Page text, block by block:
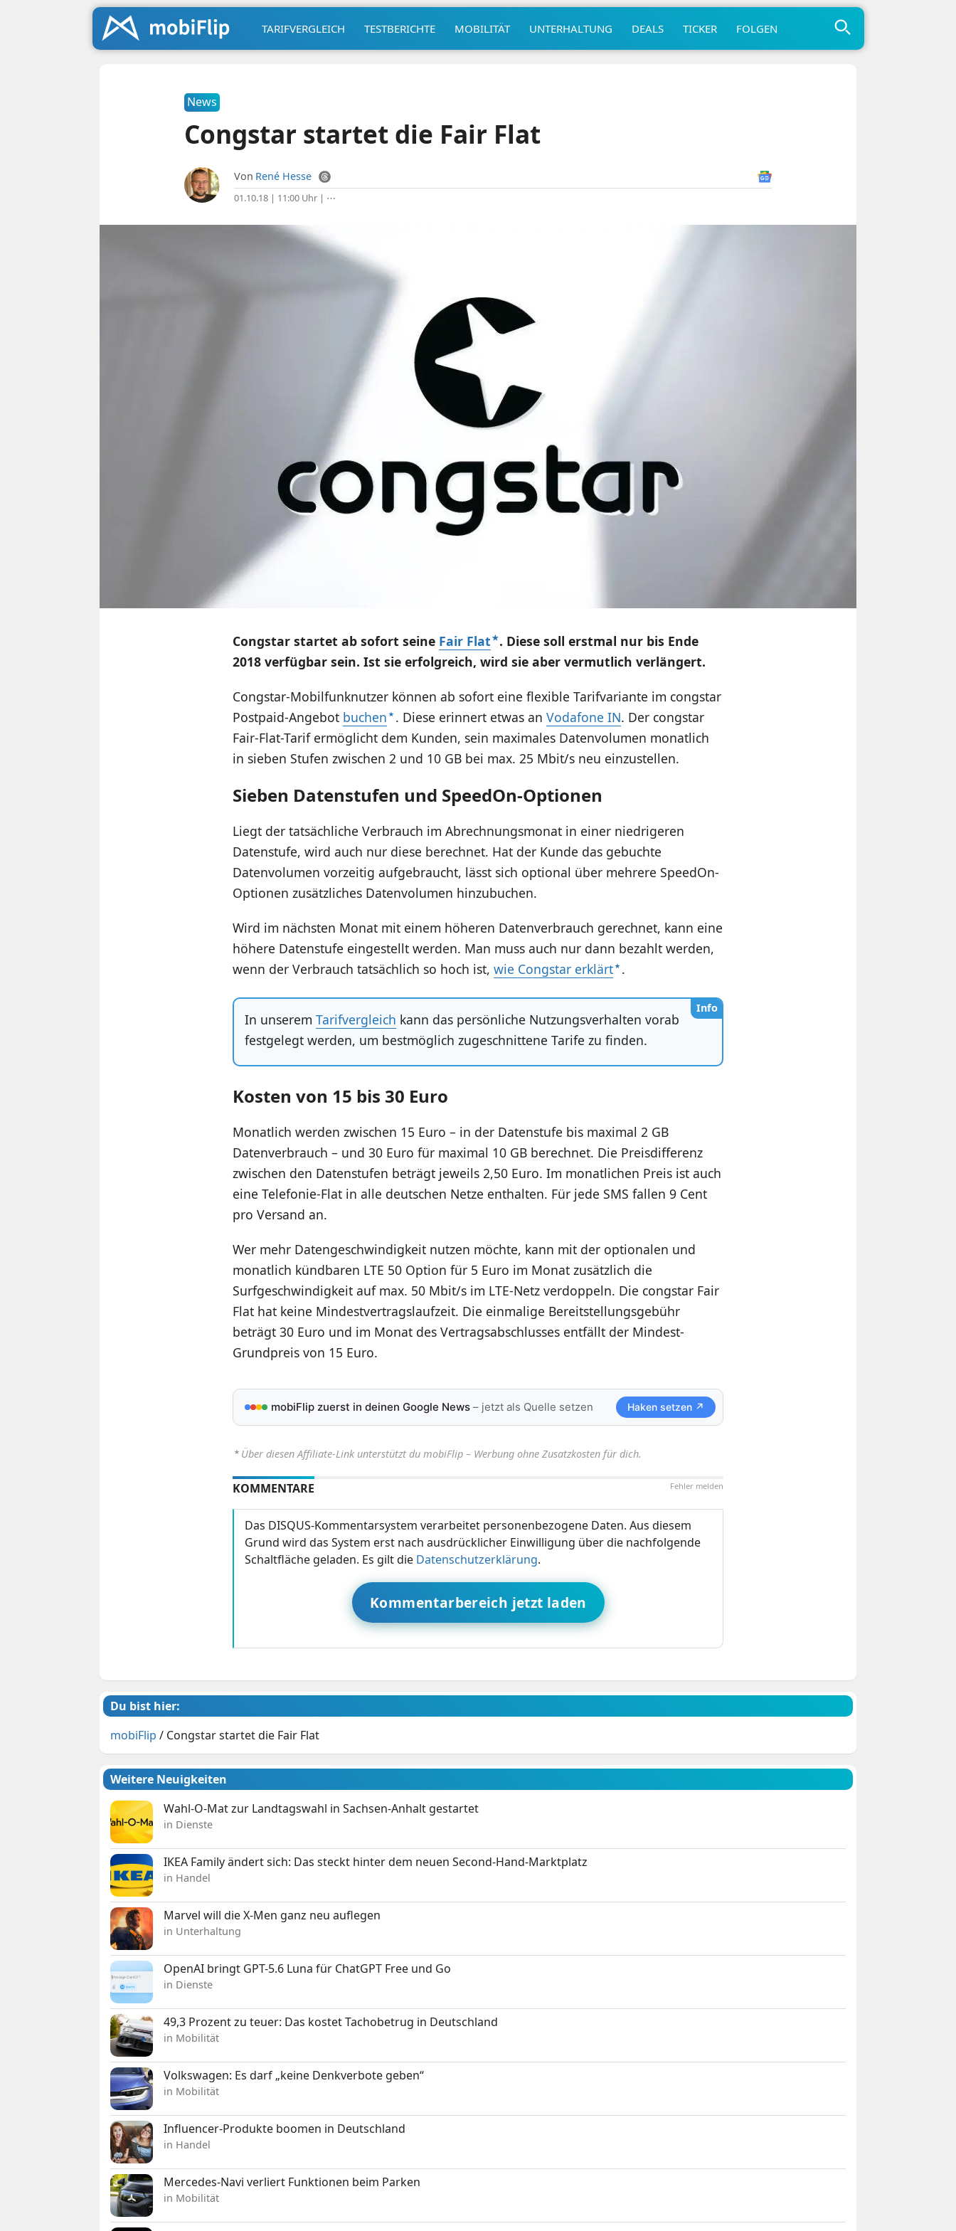
TARIFVERGLEICH TESTBERICHTE MOBILITÄT UNTERHALTUNG DEALS TICKER FOLGEN
News
Congstar startet die Fair Flat
Von René Hesse
01.10.18 | 11:00 Uhr| ⋯
Congstar startet ab sofort seine Fair Flat . Diese soll erstmal nur bis Ende
2018 verfügbar sein. Ist sie erfolgreich, wird sie aber vermutlich verlängert.
Congstar-Mobilfunknutzer können ab sofort eine flexible Tarifvariante im congstar
Postpaid-Angebot buchen . Diese erinnert etwas an Vodafone IN. Der congstar
Fair-Flat-Tarif ermöglicht dem Kunden, sein maximales Datenvolumen monatlich
in sieben Stufen zwischen 2 und 10 GB bei max. 25 Mbit/s neu einzustellen.
Sieben Datenstufen und SpeedOn-Optionen
Liegt der tatsächliche Verbrauch im Abrechnungsmonat in einer niedrigeren
Datenstufe, wird auch nur diese berechnet. Hat der Kunde das gebuchte
Datenvolumen vorzeitig aufgebraucht, lässt sich optional über mehrere SpeedOn-
Optionen zusätzliches Datenvolumen hinzubuchen.
Wird im nächsten Monat mit einem höheren Datenverbrauch gerechnet, kann eine
höhere Datenstufe eingestellt werden. Man muss auch nur dann bezahlt werden,
wenn der Verbrauch tatsächlich so hoch ist, wie Congstar erklärt .
Info
In unserem Tarifvergleich kann das persönliche Nutzungsverhalten vorab
festgelegt werden, um bestmöglich zugeschnittene Tarife zu finden.
Kosten von 15 bis 30 Euro
Monatlich werden zwischen 15 Euro – in der Datenstufe bis maximal 2 GB
Datenverbrauch – und 30 Euro für maximal 10 GB berechnet. Die Preisdifferenz
zwischen den Datenstufen beträgt jeweils 2,50 Euro. Im monatlichen Preis ist auch
eine Telefonie-Flat in alle deutschen Netze enthalten. Für jede SMS fallen 9 Cent
pro Versand an.
Wer mehr Datengeschwindigkeit nutzen möchte, kann mit der optionalen und
monatlich kündbaren LTE 50 Option für 5 Euro im Monat zusätzlich die
Surfgeschwindigkeit auf max. 50 Mbit/s im LTE-Netz verdoppeln. Die congstar Fair
Flat hat keine Mindestvertragslaufzeit. Die einmalige Bereitstellungsgebühr
beträgt 30 Euro und im Monat des Vertragsabschlusses entfällt der Mindest-
Grundpreis von 15 Euro.
mobiFlip zuerst in deinen Google News– jetzt als Quelle setzen Haken setzen ↗
⋆ Über diesen Affiliate-Link unterstützt du mobiFlip – Werbung ohne Zusatzkosten für dich.
Fehler melden
KOMMENTARE
Das DISQUS-Kommentarsystem verarbeitet personenbezogene Daten. Aus diesem
Grund wird das System erst nach ausdrücklicher Einwilligung über die nachfolgende
Schaltfläche geladen. Es gilt die Datenschutzerklärung.
Kommentarbereich jetzt laden
Du bist hier:
mobiFlip / Congstar startet die Fair Flat
Weitere Neuigkeiten
Wahl-O-Mat zur Landtagswahl in Sachsen-Anhalt gestartet
in Dienste
IKEA Family ändert sich: Das steckt hinter dem neuen Second-Hand-Marktplatz
in Handel
Marvel will die X-Men ganz neu auflegen
in Unterhaltung
OpenAI bringt GPT-5.6 Luna für ChatGPT Free und Go
in Dienste
49,3 Prozent zu teuer: Das kostet Tachobetrug in Deutschland
in Mobilität
Volkswagen: Es darf „keine Denkverbote geben“
in Mobilität
Influencer-Produkte boomen in Deutschland
in Handel
Mercedes-Navi verliert Funktionen beim Parken
in Mobilität